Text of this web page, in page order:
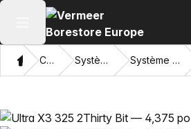
Ouvrir le menu principal
Domicile
Catalogue Systèmes d’outillages Système de perçage Ultra X3